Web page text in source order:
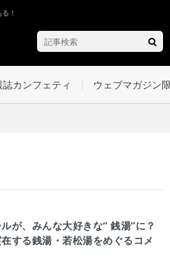
！
カンフェティ ウェブマガジン
が、みんな大好きな“ 銭湯”に？
する銭湯・若松湯をめぐるコメ